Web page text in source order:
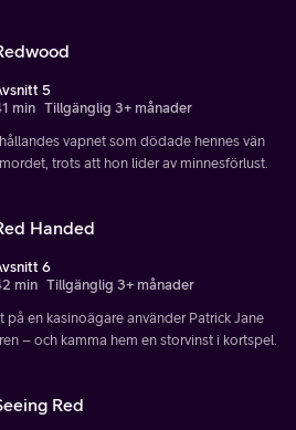
5
min Tillgänglig 3+ månader
vapnet som dödade hennes vän
trots att hon lider av minnesförlust.
Handed
6
min Tillgänglig 3+ månader
en kasinoägare använder Patrick Jane
– och kamma hem en storvinst i kortspel.
Red